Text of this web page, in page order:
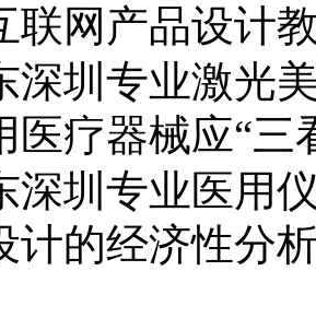
联网产品设计
深圳专业激光
医疗器械应“三
深圳专业医用
计的经济性分